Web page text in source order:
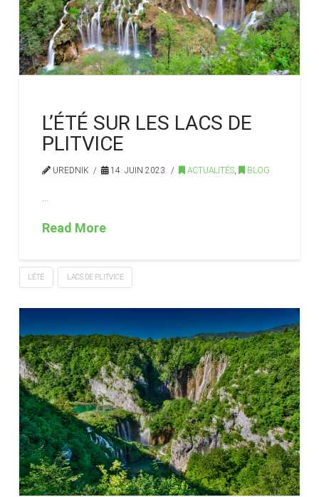
L’ÉTÉ SUR LES LACS DE
PLITVICE
UREDNIK 14. JUIN 2023. ACTUALITÉS, BLOG
Read More
L’ÉTÉ LACS DE PLITVICE